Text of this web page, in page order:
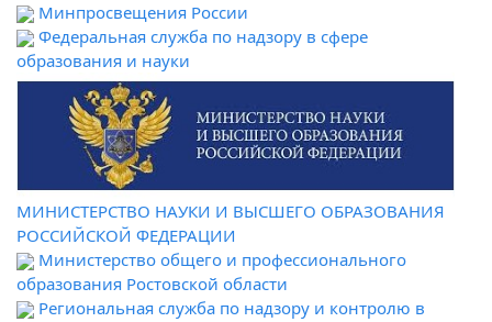
Минпросвещения России
Федеральная служба по надзору в сфере
образования и науки
МИНИСТЕРСТВО НАУКИ И ВЫСШЕГО ОБРАЗОВАНИЯ
РОССИЙСКОЙ ФЕДЕРАЦИИ
Министерство общего и профессионального
образования Ростовской области
Региональная служба по надзору и контролю в